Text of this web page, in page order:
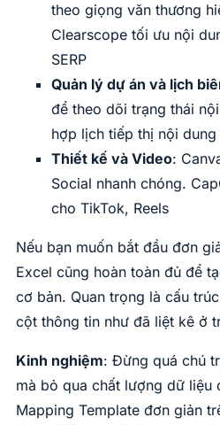
theo giọng văn thương
Clearscope tối ưu nội
SERP
Quản lý dự án và lịch
để theo dõi trạng thái
hợp lịch tiếp thị nội
Thiết kế và Video:
Social nhanh chóng.
cho TikTok, Reels
Nếu bạn muốn bắt đầu đơn
Excel cũng hoàn toàn đủ để
cơ bản. Quan trọng là cấu
cột thông tin như đã liệt kê ở
Kinh nghiệm: Đừng quá chú
mà bỏ qua chất lượng dữ liệu
Mapping Template đơn giản